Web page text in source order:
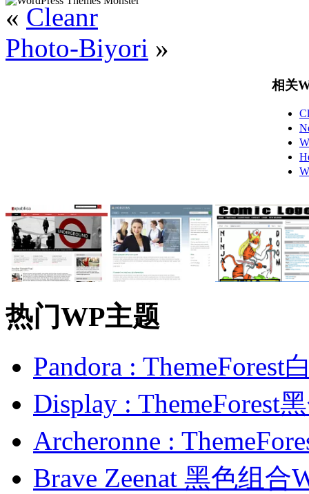
« Cleanr
Photo-Biyori »
相关
热门WP主题
Pandora : ThemeForest
Display : ThemeForest
Archeronne :
Brave Zeenat 黑色组合